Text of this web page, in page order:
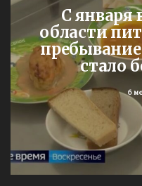
С января
области
пребывание
стало
6